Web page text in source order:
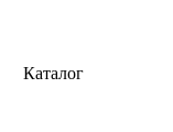
Каталог